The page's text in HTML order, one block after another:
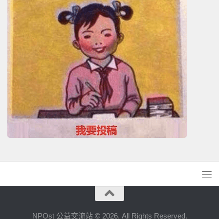
NPOst 公益交流站 © 2026. All Rights Reserved.